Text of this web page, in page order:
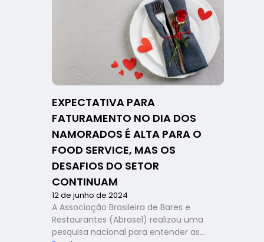
empresariais,
reforma
como
‘crucial
para
bares
e
restaurantes’
EXPECTATIVA PARA
FATURAMENTO NO DIA DOS
NAMORADOS É ALTA PARA O
FOOD SERVICE, MAS OS
DESAFIOS DO SETOR
CONTINUAM
12 de junho de 2024
A Associação Brasileira de Bares e
Restaurantes (Abrasel) realizou uma
pesquisa nacional para entender as…